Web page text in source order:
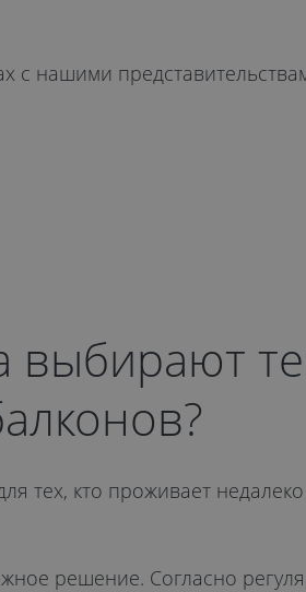
с нашими
выбирают
тех, кто проживает
решение. Согласно